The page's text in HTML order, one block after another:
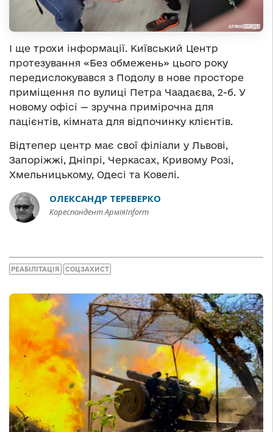
І ще трохи інформації. Київський Центр
протезування «Без обмежень» цього року
передислокувався з Подолу в нове просторе
приміщення по вулиці Петра Чаадаєва, 2-б. У
новому офісі — зручна примірочна для
пацієнтів, кімната для відпочинку клієнтів.
Відтепер центр має свої філіали у Львові,
Запоріжжі, Дніпрі, Черкасах, Кривому Розі,
Хмельницькому, Одесі та Ковелі.
ОЛЕКСАНДР ТЕРЕВЕРКО
Кореспондент АрміяInform
РЕАБІЛІТАЦІЯ СОЦЗАХИСТ